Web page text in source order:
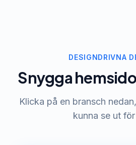
DESIGNDRIVNA
Snygga
Klicka på en bransch
kunna se ut